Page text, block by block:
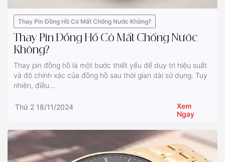
Thay Pin Đồng Hồ Có Mất Chống Nước Không?
Thay Pin Đồng Hồ Có Mất Chống Nước
Không?
Thay pin đồng hồ là một bước thiết yếu để duy trì hiệu suất
và độ chính xác của đồng hồ sau thời gian dài sử dụng. Tuy
nhiên, điều...
Thứ 2 18/11/2024
Xem
Ngay